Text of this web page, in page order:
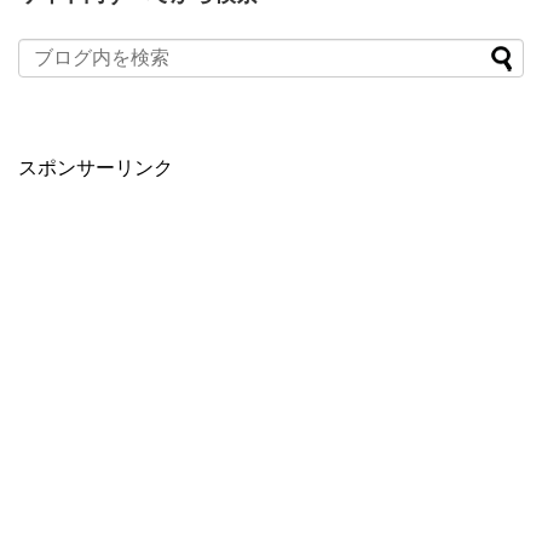
スポンサーリンク